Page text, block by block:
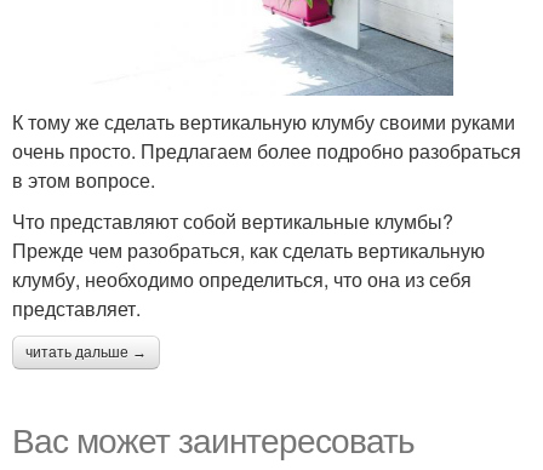
К тому же сделать вертикальную клумбу своими руками
очень просто. Предлагаем более подробно разобраться
в этом вопросе.
Что представляют собой вертикальные клумбы?
Прежде чем разобраться, как сделать вертикальную
клумбу, необходимо определиться, что она из себя
представляет.
читать дальше →
Вас может заинтересовать